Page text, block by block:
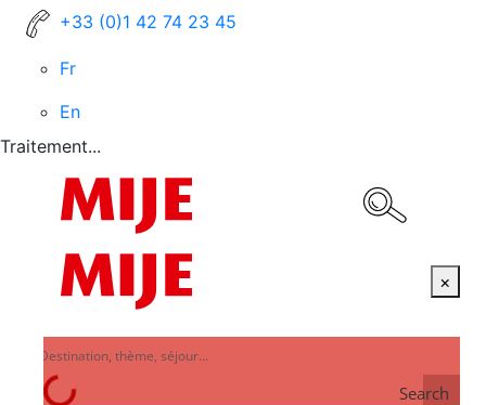
+33 (0)1 42 74 23 45
Fr
En
Traitement...
×
Search